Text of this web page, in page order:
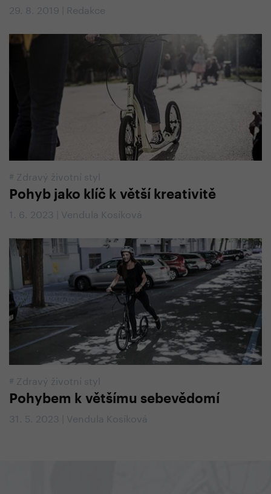
29. 8. 2019 | Redakce
# Zdravý životní styl
Pohyb jako klíč k větší kreativitě
1. 6. 2023 | Vendula Kosíková
# Zdravý životní styl
Pohybem k většímu sebevědomí
31. 5. 2023 | Vendula Kosíková